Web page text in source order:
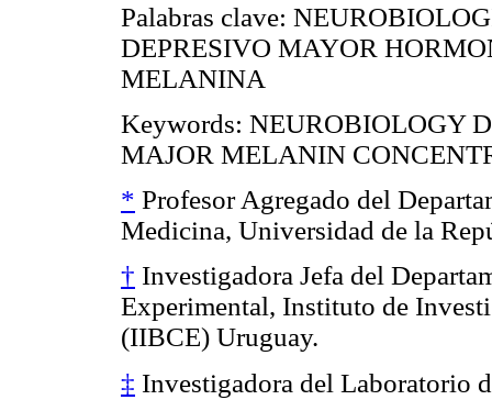
Palabras clave:
DEPRESIVO MAYOR
MELANINA
Keywords: NEUROBIOLOGY
MAJOR MELANIN
* Profesor Agregado del
Medicina, Universidad de la
† Investigadora Jefa del
Experimental, Instituto de
(IIBCE) Uruguay.
‡ Investigadora del Laboratorio